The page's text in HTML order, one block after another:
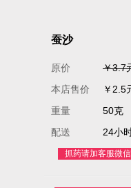
蚕沙
原价
￥3.7
本店售价
￥2.5
重量
50克
配送
24小
抓药请加客服微